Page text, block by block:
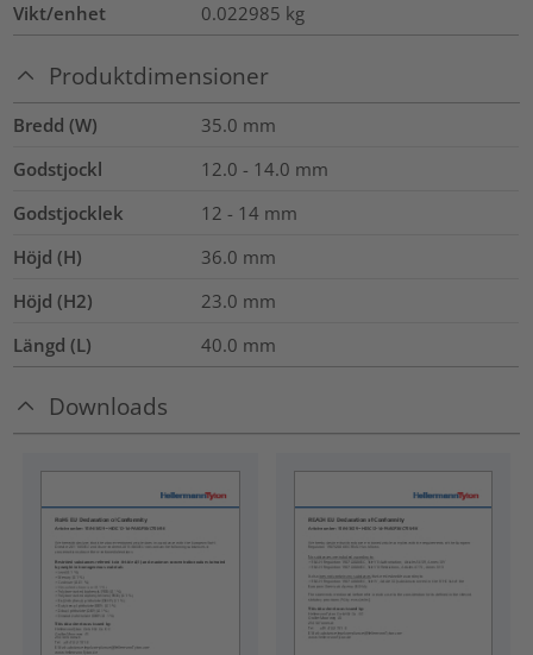
Vikt/enhet
0.022985 kg
Produktdimensioner
Bredd (W) 35.0 mm
Godstjockl
12.0 - 14.0 mm
Godstjocklek
12 - 14 mm
Höjd (H)
36.0 mm
Höjd (H2)
23.0 mm
Längd (L)
40.0 mm
Downloads